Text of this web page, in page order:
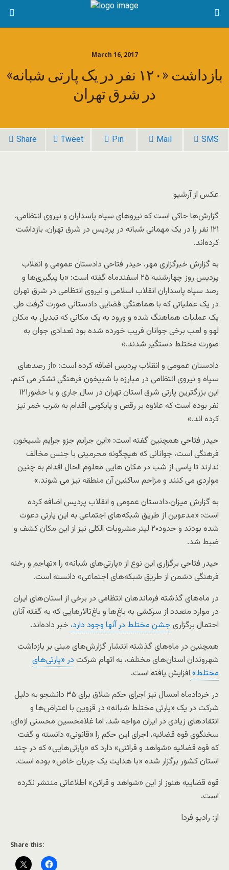
March 16, 2017
بازداشت «۱۲۰ نفر در یک پارتی شبانه»
در شرق تهران
Share Tweet Pin Mail SMS
عکس از آرشیو
گزارش‌ها حاکی است که نیروهای سپاه پاسداران و نیروی انتظامی،
۱۲۱ نفر را در یک مهمانی شبانه در پردیس در شرق تهران، بازداشت
کرده‌اند.
به گزارش خبرگزاری مهر، حیدر فتاحی دادستان عمومی و انقلاب
پردیس روز چهارشنبه ۲۵ اسفندماه گفته است: «با پیگیری‌ها و
رصد سپاه پاسداران انقلاب اسلامی و نیروی انتظامی در شرق تهران
در یک عملیاتی که با هماهنگی قضایی دادستانی صورت گرفت طی
یک عملیات هماهنگ شده و ورود به یک مکانی که تبدیل به مکان
لهو و لعب برخی جوانان فریب خورده شده بود تعدادی جوان به
صورت مختلط دستگیر شدند.»
دادستان عمومی و انقلاب پردیس اضافه کرده است: «از رصدهای
سپاه و نیروی انتظامی در مبارزه با شبیخون فرهنگی تشکر می کنم،
این بزرگترین پارتی شرق استان تهران در سال جاری و با حضور۱۲۱
نفر بوده است که علاوه بر رقص و پایکوبی اقدام به شرب خمر نیز
کرده اند.»
حیدر فتاحی همچنین گفته است: «این جرایم جزو جرایم شبیخون
فرهنگی است، جوانانی که هیچگونه محرمیتی با جنس مخالف
ندارند تا پاسی از شب در مکان هایی معلوم الحال اقدام به چنین
مواردی می کنند و مزاحم ساکنین آن منطقه نیز می شوند.»
به گزارش میزان،دادستان عمومی و انقلاب پردیس اضافه کرده
است: «مدعوین از طریق شبکه‌های اجتماعی به این پارتی دعوت
شده بودند و حدود۲۰ لیتر مشروبات الکلی نیز از این مکان کشف و
ضبط شد.
حیدر فتاحی برگزاری این نوع از «پارتی‌های شبانه» را «تهاجم و رخنه
فرهنگی دشمن از طریق شبکه‌های اجتماعی» دانسته است.
در ماه‌های گذشته فرماندهان انتظامی در برخی از استان‌های ایران
در موارد متعدد از سرکشی به باغ‌ها و باغ‌تالارهایی که به گفته آنان
احتمال برگزاری جشن مختلط در آنها وجود دارد، خبر داده‌اند.
همچنین در ماه‌های گذشته انتشار گزارش‌های مبنی بر بازداشت
شهروندان استان‌های مختلف، به اتهام شرکت در «‌پارتی‌های
مختلط» افزایش یافته است.
در خردادماه امسال نیز اجرای حکم شلاق برای ۳۵ دانشجو به دلیل
شرکت در یک «پارتی مختلط شبانه» در قزوین با اعتراض‌ها و
انتقادهای زیادی در ایران مواجه شد، اما غلامحسین محسنی اژه‌ای،
سخنگوی قوه قضائیه، اجرای این حکم را «قانونی» دانسته و گفت
که قوه قضائیه «شواهد و قرائنی» دارد که «پارتی‌هایی» که در چند
استان کشور برگزار شده «با هدایت یک جریان خاص» بوده‌ است.
قوه قضاییه هنوز از این «شواهد و قرائن» اطلاعاتی منتشر نکرده
است.
از: رادیو فردا
Share this: